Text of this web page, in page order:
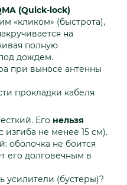
(Quick-lock)
«кликом» (быстрота),
на
полную
дождем.
при выносе антенны
прокладки кабеля
Его нельзя
изгиба не менее 15 см).
оболочка не боится
его долговечным в
усилители (бустеры)?